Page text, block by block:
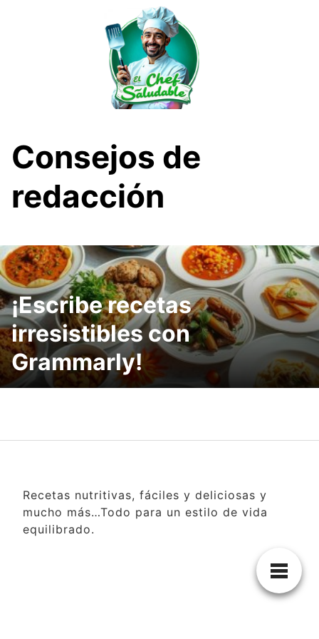
Consejos de
redacción
¡Escribe recetas
irresistibles con
Grammarly!
Recetas nutritivas, fáciles y deliciosas y
mucho más…Todo para un estilo de vida
equilibrado.